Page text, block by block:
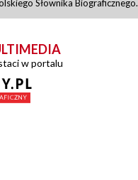
Słownika Biograficznego.
w portalu